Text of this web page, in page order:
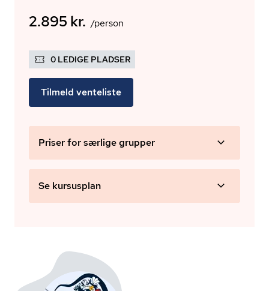
2.895 kr. /person
0 LEDIGE PLADSER
Tilmeld venteliste
Priser for særlige grupper
Se kursusplan